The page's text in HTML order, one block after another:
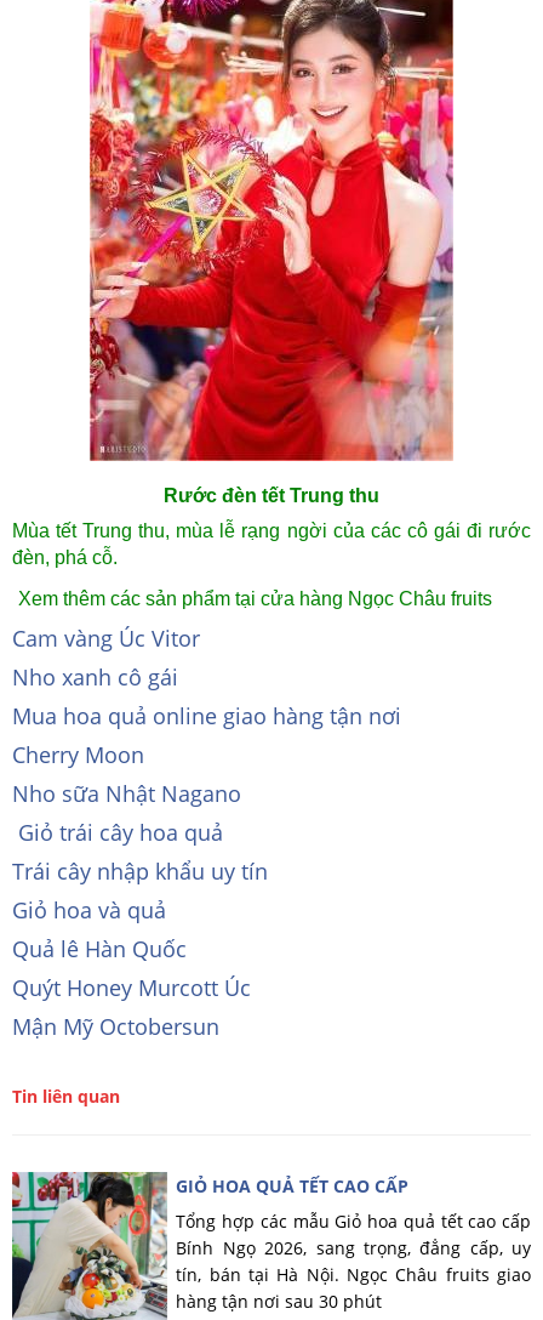
Rước đèn tết Trung thu
Mùa tết Trung thu, mùa lễ rạng ngời của các cô gái đi rước
đèn, phá cỗ.
Xem thêm các sản phẩm tại cửa hàng Ngọc Châu fruits
Cam vàng Úc Vitor
Nho xanh cô gái
Mua hoa quả online giao hàng tận nơi
Cherry Moon
Nho sữa Nhật Nagano
Giỏ trái cây hoa quả
Trái cây nhập khẩu uy tín
Giỏ hoa và quả
Quả lê Hàn Quốc
Quýt Honey Murcott Úc
Mận Mỹ Octobersun
Tin liên quan
GIỎ HOA QUẢ TẾT CAO CẤP
Tổng hợp các mẫu Giỏ hoa quả tết cao cấp
Bính Ngọ 2026, sang trọng, đẳng cấp, uy
tín, bán tại Hà Nội. Ngọc Châu fruits giao
hàng tận nơi sau 30 phút